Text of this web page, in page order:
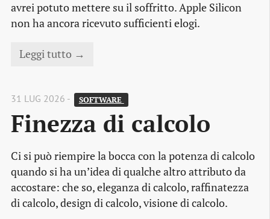
avrei potuto mettere su il soffritto. Apple Silicon
non ha ancora ricevuto sufficienti elogi.
Leggi tutto →
31 LUG 2026 - SOFTWARE
Finezza di calcolo
Ci si può riempire la bocca con la potenza di calcolo
quando si ha un’idea di qualche altro attributo da
accostare: che so, eleganza di calcolo, raffinatezza
di calcolo, design di calcolo, visione di calcolo.